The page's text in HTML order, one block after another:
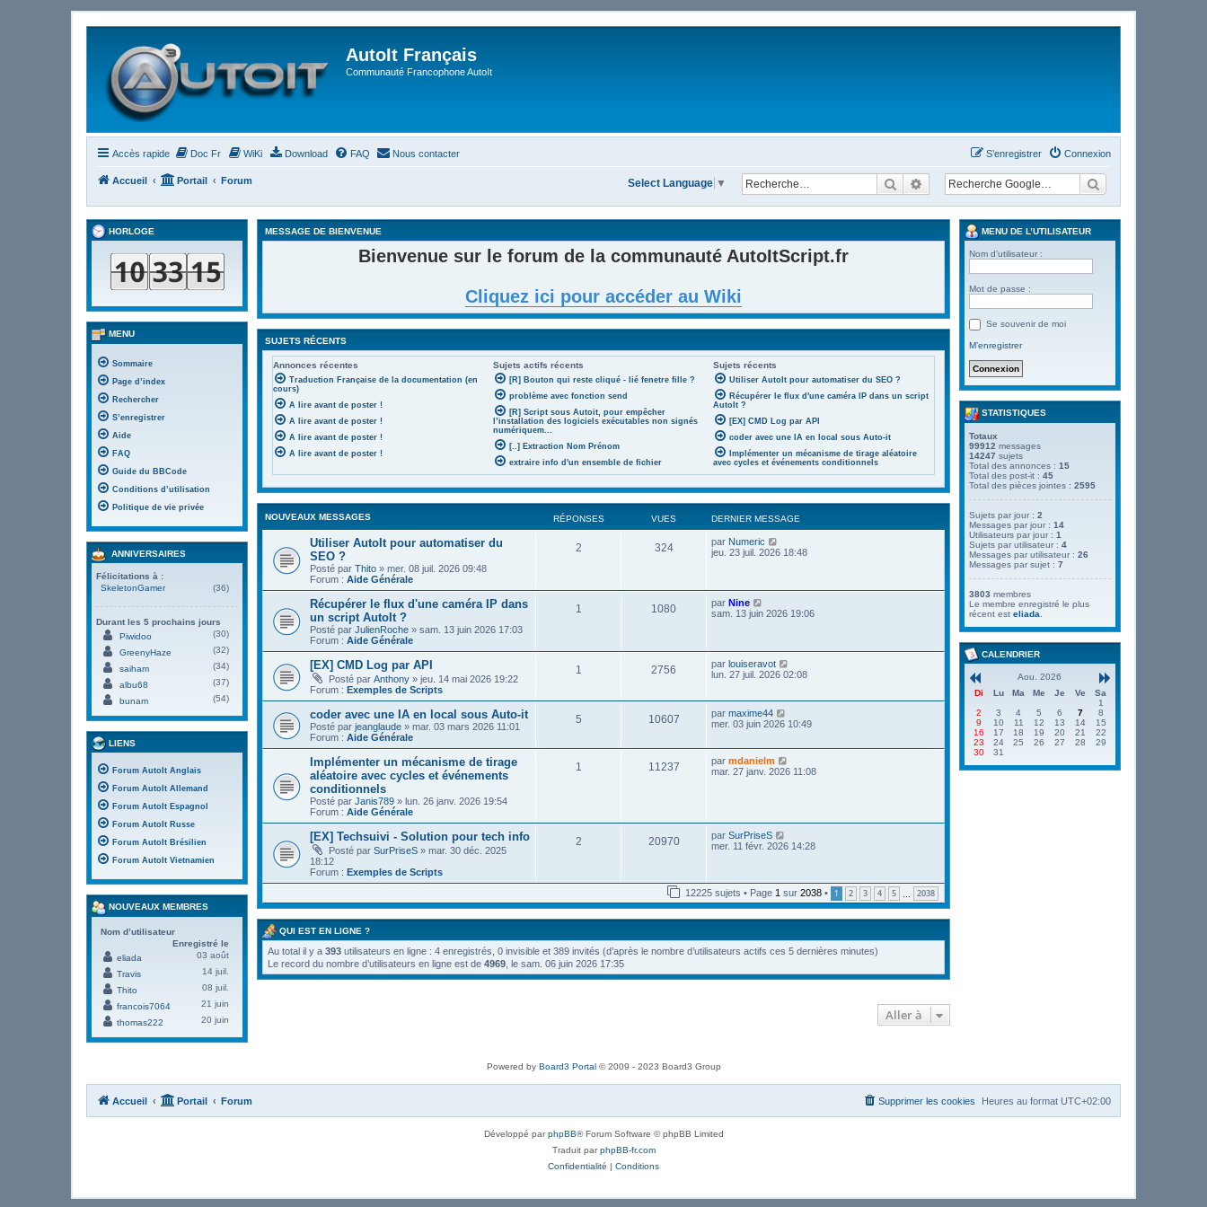
AutoIt Français
Communauté Francophone AutoIt
Accès rapide Doc Fr WiKi Download FAQ Nous contacter Connexion
S’enregistrer
Accueil Portail Forum RechercherRecherche avancée
Select Language ▼
MESSAGE DE BIENVENUE
Bienvenue sur le forum de la communauté AutoItScript.fr
Cliquez ici pour accéder au Wiki
SUJETS RÉCENTS
Annonces récentes Sujets actifs récents Sujets récents
Traduction Française de la documentation (en
cours)
A lire avant de poster !
A lire avant de poster !
A lire avant de poster !
A lire avant de poster !
[R] Bouton qui reste cliqué - lié fenetre fille ?
problème avec fonction send
[R] Script sous Autoit, pour empêcher
l’installation des logiciels exécutables non signés
numériquem...
[..] Extraction Nom Prénom
extraire info d'un ensemble de fichier
Utiliser AutoIt pour automatiser du SEO ?
Récupérer le flux d'une caméra IP dans un script
AutoIt ?
[EX] CMD Log par API
coder avec une IA en local sous Auto-it
Implémenter un mécanisme de tirage aléatoire
avec cycles et événements conditionnels
NOUVEAUX MESSAGES RÉPONSES VUES DERNIER MESSAGE
Utiliser AutoIt pour automatiser du
SEO ?
Posté par Thito » mer. 08 juil. 2026 09:48
Forum : Aide Générale
2 324 par Numeric
o
e
e
e
r
m
s
s
a
jeu. 23 juil. 2026 18:48
Récupérer le flux d'une caméra IP dans
un script AutoIt ?
Posté par JulienRoche » sam. 13 juin 2026 17:03
Forum : Aide Générale
1 1080 parNine
o
e
d
e
n
i
e
r
e
s
s
sam. 13 juin 2026 19:06
[EX] CMD Log par API
Posté par Anthony » jeu. 14 mai 2026 19:22
Forum : Exemples de Scripts
1 2756 parlouiseravot
o
l
d
r
i
s
a
lun. 27 juil. 2026 02:08
coder avec une IA en local sous Auto-it
Posté par jeanglaude » mar. 03 mars 2026 11:01
Forum : Aide Générale
5 10607 parmaxime44
o
e
d
r
m
s
a
g
e
mer. 03 juin 2026 10:49
Implémenter un mécanisme de tirage
aléatoire avec cycles et événements
conditionnels
Posté par Janis789 » lun. 26 janv. 2026 19:54
Forum : Aide Générale
1 11237 parmdanielm
o
d
r
r
m
e
s
a
g
mar. 27 janv. 2026 11:08
[EX] Techsuivi - Solution pour tech info
Posté par SurPriseS » mar. 30 déc. 2025
18:12
Forum : Exemples de Scripts
2 20970 parSurPriseS
o
d
e
r
i
e
m
mer. 11 févr. 2026 14:28
12225 sujets • Page 1 sur 2038 • 1 2 3 4 5 … 2038
QUI EST EN LIGNE ?
Au total il y a 393 utilisateurs en ligne : 4 enregistrés, 0 invisible et 389 invités (d’après le nombre d’utilisateurs actifs ces 5 dernières minutes)
Le record du nombre d’utilisateurs en ligne est de 4969 , le sam. 06 juin 2026 17:35
Aller à
HORLOGE
MENU
Sommaire
Page d’index
Rechercher
S’enregistrer
Aide
FAQ
Guide du BBCode
Conditions d’utilisation
Politique de vie privée
ANNIVERSAIRES
Félicitations à :
SkeletonGamer
(36)
Durant les 5 prochains jours
Piwidoo
(30)
GreenyHaze
(32)
saiham
(34)
albu68
(37)
bunam
(54)
LIENS
Forum AutoIt Anglais
Forum AutoIt Allemand
Forum AutoIt Espagnol
Forum AutoIt Russe
Forum AutoIt Brésilien
Forum AutoIt Vietnamien
NOUVEAUX MEMBRES
Nom d’utilisateur
Enregistré le
eliada
03 août
Travis
14 juil.
Thito
08 juil.
francois7064
21 juin
thomas222
20 juin
MENU DE L’UTILISATEUR
Nom d’utilisateur :
Mot de passe :
Se souvenir de moi
M’enregistrer
STATISTIQUES
Totaux
99912 messages
14247 sujets
Total des annonces : 15
Total des post-it : 45
Total des pièces jointes : 2595
Sujets par jour : 2
Messages par jour : 14
Utilisateurs par jour : 1
Sujets par utilisateur : 4
Messages par utilisateur : 26
Messages par sujet : 7
3803 membres
Le membre enregistré le plus
récent est eliada
CALENDRIER
Aou. 2026
Di
Lu Ma Me Je Ve
Sa
1
2
3 4 5 6 7
8
9
10 11 12 13 14
15
16
17 18 19 20 21
22
23
24 25 26 27 28
29
30
31
Powered by Board3 Portal© 2009 - 2023 Board3 Group
Accueil Portail Forum Heures au format UTC+02:00
Supprimer les cookies
Développé parphpBB® Forum Software © phpBB Limited
Traduit parphpBB-fr.com
Confidentialité | Conditions